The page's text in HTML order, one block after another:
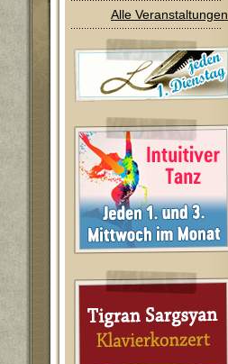
Alle Veranstaltungen